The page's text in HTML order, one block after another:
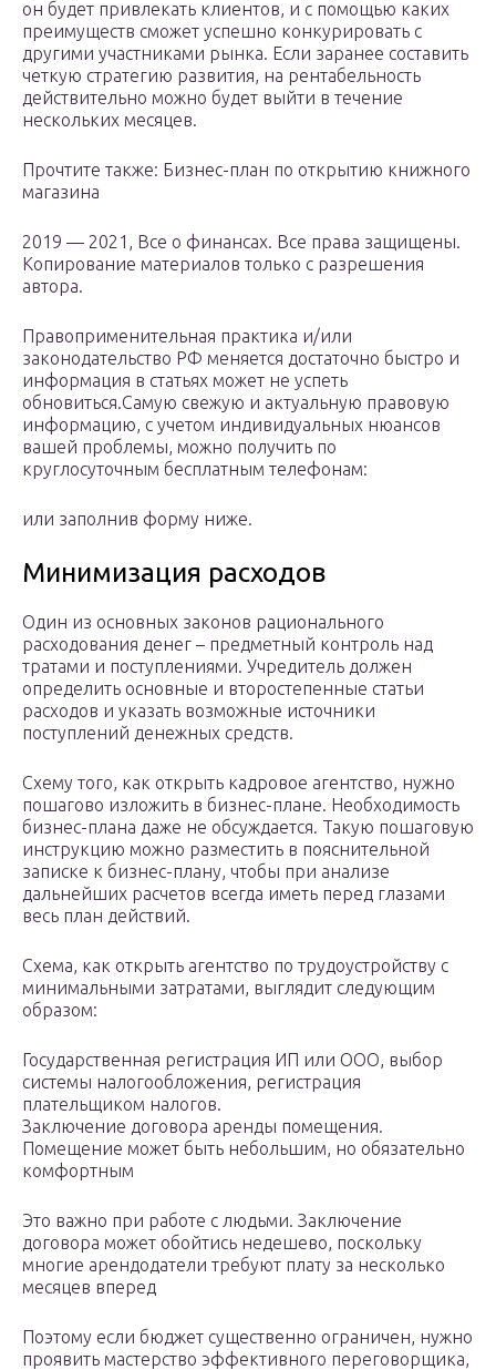
он будет привлекать клиентов, и с помощью каких
преимуществ сможет успешно конкурировать с
другими участниками рынка. Если заранее составить
четкую стратегию развития, на рентабельность
действительно можно будет выйти в течение
нескольких месяцев.
Прочтите также: Бизнес-план по открытию книжного
магазина
2019 — 2021, Все о финансах. Все права защищены.
Копирование материалов только с разрешения
автора.
Правоприменительная практика и/или
законодательство РФ меняется достаточно быстро и
информация в статьях может не успеть
обновиться.Самую свежую и актуальную правовую
информацию, с учетом индивидуальных нюансов
вашей проблемы, можно получить по
круглосуточным бесплатным телефонам:
или заполнив форму ниже.
Минимизация расходов
Один из основных законов рационального
расходования денег – предметный контроль над
тратами и поступлениями. Учредитель должен
определить основные и второстепенные статьи
расходов и указать возможные источники
поступлений денежных средств.
Схему того, как открыть кадровое агентство, нужно
пошагово изложить в бизнес-плане. Необходимость
бизнес-плана даже не обсуждается. Такую пошаговую
инструкцию можно разместить в пояснительной
записке к бизнес-плану, чтобы при анализе
дальнейших расчетов всегда иметь перед глазами
весь план действий.
Схема, как открыть агентство по трудоустройству с
минимальными затратами, выглядит следующим
образом:
Государственная регистрация ИП или ООО, выбор
системы налогообложения, регистрация
плательщиком налогов.
Заключение договора аренды помещения.
Помещение может быть небольшим, но обязательно
комфортным
Это важно при работе с людьми. Заключение
договора может обойтись недешево, поскольку
многие арендодатели требуют плату за несколько
месяцев вперед
Поэтому если бюджет существенно ограничен, нужно
проявить мастерство эффективного переговорщика,